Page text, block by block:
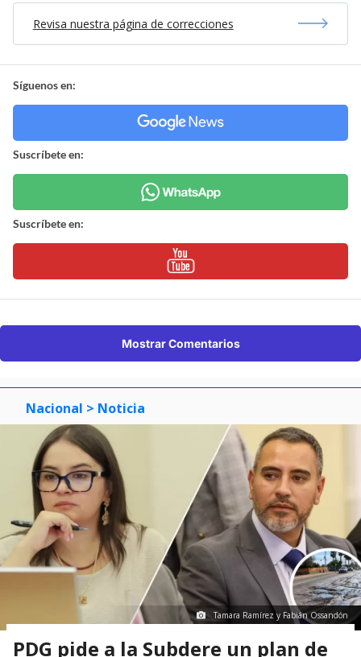
Revisa nuestra página de correcciones
Síguenos en:
Suscríbete en:
Suscríbete en:
Mostrar Comentarios
Nacional > Noticia
Tamara Ramírez y Fabián Ossandón
PDG pide a la Subdere un plan de